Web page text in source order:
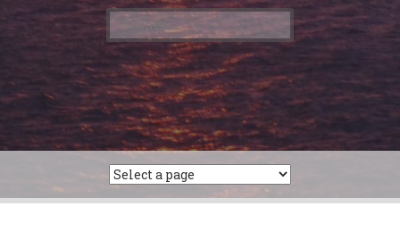
Suchen
nach: